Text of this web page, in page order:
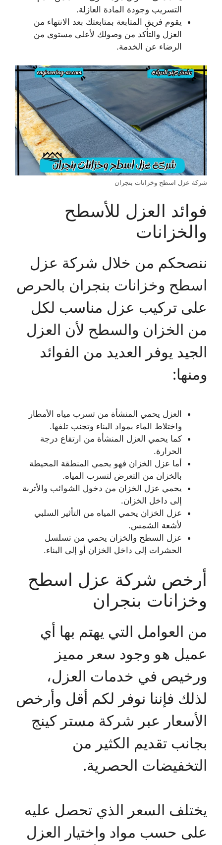
التسريب وجودة المادة العازلة.
يقوم فريق المتابعة بمتابعتك بعد الانتهاء من
العزل والتأكد من وصولك لأعلى مستوى من
الرضاء عن الخدمة.
شركة عزل اسطح وخزانات بنجران
فوائد العزل للأسطح
والخزانات
ننصحكم من خلال شركة عزل
اسطح وخزانات بنجران بالحرص
على تركيب عزل مناسب لكل
من الخزان والسطح لأن العزل
الجيد يوفر العديد من الفوائد
ومنها:
العزل يحمي المنشأة من تسرب مياه الأمطار
واختلاط الماء بمواد البناء وتجنب تلفها.
كما يحمي العزل المنشأة من ارتفاع درجة
الحرارة.
أما عزل الخزان فهو يحمي المنطقة المحيطة
بالخزان من التعرض لتسرب المياه.
يحمي عزل الخزان من دخول الشوائب والأتربة
إلى داخل الخزان.
عزل الخزان يحمي المياه من التأثير السلبي
لأشعة الشمس.
عزل السطح والخزان يحمي من تسلسل
الحشرات إلى داخل الخزان أو إلى البناء.
أرخص شركة عزل اسطح
وخزانات بنجران
من العوامل التي يهتم بها أي
عميل هو وجود سعر مميز
ورخيص في خدمات العزل،
لذلك فإننا نوفر لكم أقل وأرخص
الأسعار عبر شركة مستر كينج
بجانب تقديم الكثير من
التخفيضات الحصرية.
يختلف السعر الذي تحصل عليه
على حسب مواد واختيار العزل